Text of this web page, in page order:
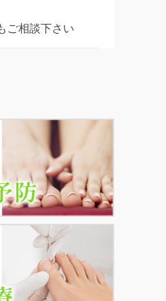
ご相談下さい